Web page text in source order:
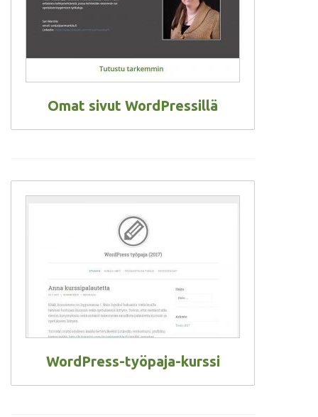
Omat sivut WordPressillä
WordPress-työpaja-kurssi